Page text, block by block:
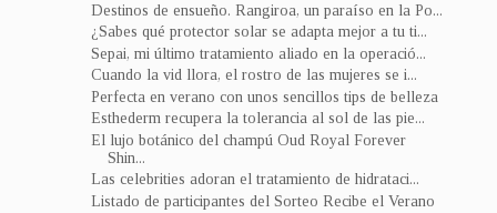
Destinos de ensueño. Rangiroa, un paraíso en la Po...
¿Sabes qué protector solar se adapta mejor a tu ti...
Sepai, mi último tratamiento aliado en la operació...
Cuando la vid llora, el rostro de las mujeres se i...
Perfecta en verano con unos sencillos tips de belleza
Esthederm recupera la tolerancia al sol de las pie...
El lujo botánico del champú Oud Royal Forever
Shin...
Las celebrities adoran el tratamiento de hidrataci...
Listado de participantes del Sorteo Recibe el Verano